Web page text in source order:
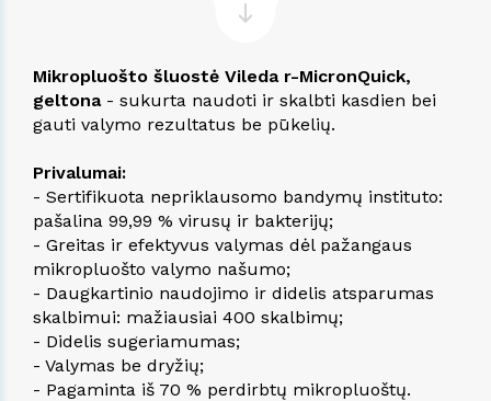
Mikropluošto šluostė Vileda r-MicronQuick,
geltona- sukurta naudoti ir skalbti kasdien bei
gauti valymo rezultatus be pūkelių.
Privalumai:
- Sertifikuota nepriklausomo bandymų instituto:
pašalina 99,99 % virusų ir bakterijų;
- Greitas ir efektyvus valymas dėl pažangaus
mikropluošto valymo našumo;
- Daugkartinio naudojimo ir didelis atsparumas
skalbimui: mažiausiai 400 skalbimų;
- Didelis sugeriamumas;
- Valymas be dryžių;
- Pagaminta iš 70 % perdirbtų mikropluoštų.